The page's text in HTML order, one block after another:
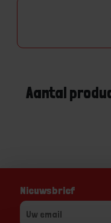
Aantal
Nieuwsbrief